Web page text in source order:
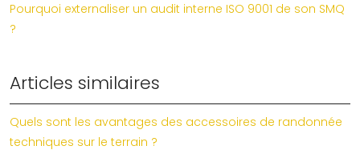
Pourquoi externaliser un audit interne ISO 9001 de son SMQ
?
Articles similaires
Quels sont les avantages des accessoires de randonnée
techniques sur le terrain ?